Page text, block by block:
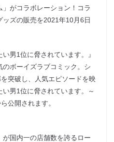
がコラボレーション！コラ
ズの販売を2021年10月6日
男1位に脅されています。』
ボーイズラブコミック。シ
突破し、人気エピソードを映
男1位に脅されています。～
公開されます。
国内一の店舗数を誇るロー